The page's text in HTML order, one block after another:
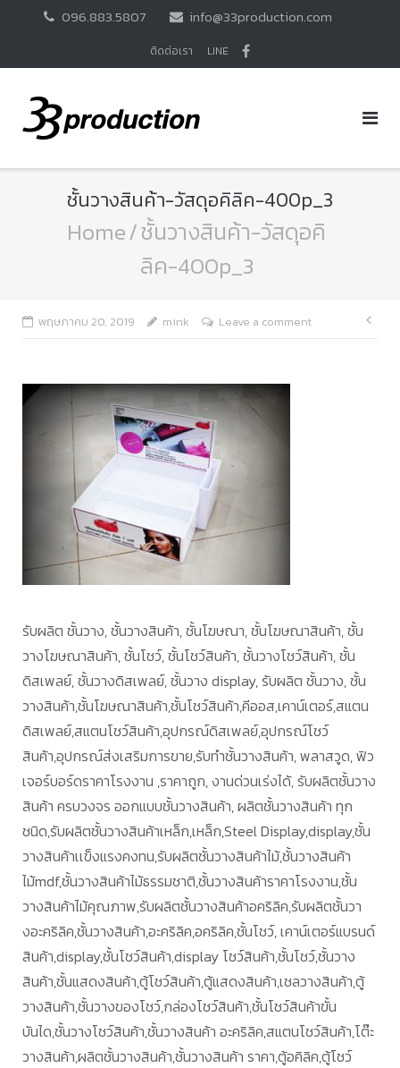
096.883.5807 info@33production.com
ติดต่อเรา LINE
ชั้นวางสินค้า-วัสดุอคิลิค-400p_3
Home/ชั้นวางสินค้า-วัสดุอคิ
ลิค-400p_3
พฤษภาคม 20, 2019 mink Leave a comment
แน
รับผลิต ชั้นวาง, ชั้นวางสินค้า, ชั้นโฆษณา, ชั้นโฆษณาสินค้า, ชั้น
วางโฆษณาสินค้า, ชั้นโชว์, ชั้นโชว์สินค้า, ชั้นวางโชว์สินค้า, ชั้น
ดิสเพลย์, ชั้นวางดิสเพลย์, ชั้นวาง display, รับผลิต ชั้นวาง, ชั้น
วางสินค้า,ชั้นโฆษณาสินค้า,ชั้นโชว์สินค้า,คีออส,เคาน์เตอร์,สแตน
ดิสเพลย์,สแตนโชว์สินค้า,อุปกรณ์ดิสเพลย์,อุปกรณ์โชว์
สินค้า,อุปกรณ์ส่งเสริมการขาย,รับทำชั้นวางสินค้า, พลาสวูด, ฟิว
เจอร์บอร์ดราคาโรงงาน ,ราคาถูก, งานด่วนเร่งได้, รับผลิตชั้นวาง
สินค้า ครบวงจร ออกแบบชั้นวางสินค้า, ผลิตชั้นวางสินค้า ทุก
ชนิด,รับผลิตชั้นวางสินค้าเหล็ก,เหล็ก,Steel Display,display,ชั้น
วางสินค้าเเข็งแรงคงทน,รับผลิตชั้นวางสินค้าไม้,ชั้นวางสินค้า
ไม้mdf,ชั้นวางสินค้าไม้ธรรมชาติ,ชั้นวางสินค้าราคาโรงงาน,ชั้น
วางสินค้าไม้คุณภาพ,รับผลิตชั้นวางสินค้าอคริลิค,รับผลิตชั้นวา
งอะคริลิค,ชั้นวางสินค้า,อะคริลิค,อคริลิค,ชั้นโชว์, เคาน์เตอร์แบรนด์
สินค้า,display,ชั้นโชว์สินค้า,display โชว์สินค้า,ชั้นโชว์,ชั้นวาง
สินค้า,ชั้นแสดงสินค้า,ตู้โชว์สินค้า,ตู้แสดงสินค้า,เชลวางสินค้า,ตู้
วางสินค้า,ชั้นวางของโชว์,กล่องโชว์สินค้า,ชั้นโชว์สินค้าขั้น
บันได,ชั้นวางโชว์สินค้า,ชั้นวางสินค้า อะคริลิค,สแตนโชว์สินค้า,โต๊ะ
วางสินค้า,ผลิตชั้นวางสินค้า,ชั้นวางสินค้า ราคา,ตู้อคิลิค,ตู้โชว์